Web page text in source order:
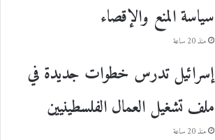
سياسة المنع والإقصاء
منذ 20 ساعة
إسرائيل تدرس خطوات جديدة في
ملف تشغيل العمال الفلسطينيين
منذ 20 ساعة